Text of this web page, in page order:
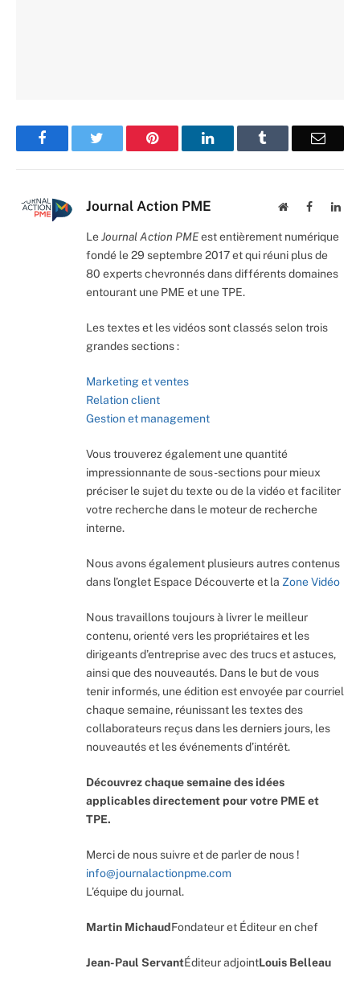
Facebook Pinterest LinkedIn Email
Journal Action PME WebsiteFacebook
LeJournal Action PMEest entièrement numérique
fondé le 29 septembre 2017 et qui réuni plus de
80 experts chevronnés dans différents domaines
entourant une PME et une TPE.
Les textes et les vidéos sont classés selon trois
grandes sections :
Marketing et ventes
Relation client
Gestion et management
Vous trouverez également une quantité
impressionnante de sous-sections pour mieux
préciser le sujet du texte ou de la vidéo et faciliter
votre recherche dans le moteur de recherche
interne.
Nous avons également plusieurs autres contenus
dans l’onglet Espace Découverte et la Zone Vidéo
Nous travaillons toujours à livrer le meilleur
contenu, orienté vers les propriétaires et les
dirigeants d’entreprise avec des trucs et astuces,
ainsi que des nouveautés. Dans le but de vous
tenir informés, une édition est envoyée par courriel
chaque semaine, réunissant les textes des
collaborateurs reçus dans les derniers jours, les
nouveautés et les événements d’intérêt.
Découvrez chaque semaine des idées
applicables directement pour votre PME et
TPE.
Merci de nous suivre et de parler de nous !
info@journalactionpme.com
L’équipe du journal.
Martin MichaudFondateur et Éditeur en chef
Jean-Paul ServantÉditeur adjointLouis Belleau